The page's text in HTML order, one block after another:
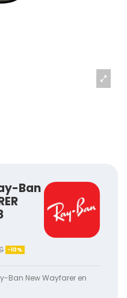
Ban
-10%
Ban New Wayfarer en